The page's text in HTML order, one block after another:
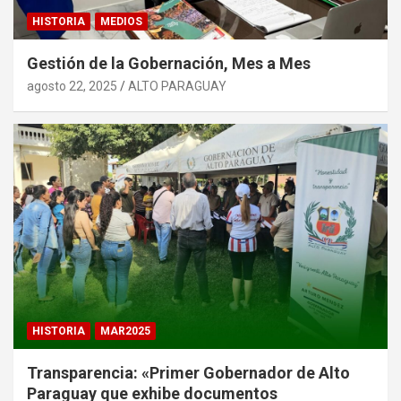
HISTORIA MEDIOS
Gestión de la Gobernación, Mes a Mes
agosto 22, 2025 ALTO PARAGUAY
HISTORIA MAR2025
Transparencia: «Primer Gobernador de Alto
Paraguay que exhibe documentos